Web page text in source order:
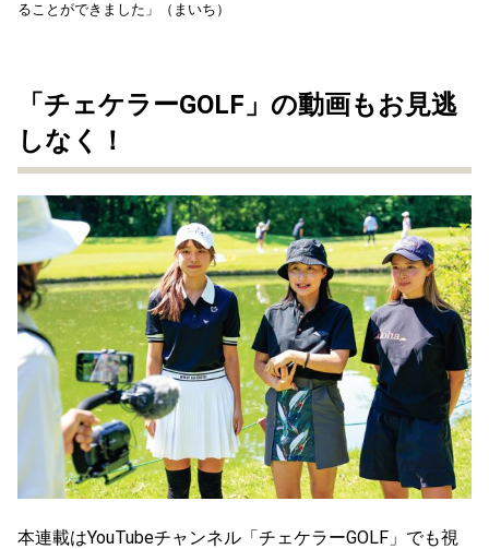
ることができました」（まいち）
「チェケラーGOLF」の動画もお見逃
しなく！
本連載はYouTubeチャンネル「チェケラーGOLF」でも視